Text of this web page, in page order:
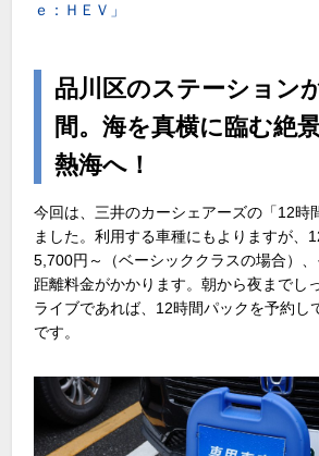
ｅ：ＨＥＶ」
品川区のステーション
間。海を真横に臨む絶
熱海へ！
今回は、三井のカーシェアーズの「12時
ました。利用する車種にもよりますが、
5,700円～（ベーシッククラスの場合）
距離料金がかかります。朝から夜までし
ライブであれば、12時間パックを予約し
です。